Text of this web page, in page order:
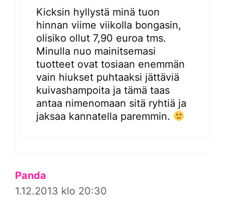
Kicksin hyllystä minä tuon
hinnan viime viikolla bongasin,
olisiko ollut 7,90 euroa tms.
Minulla nuo mainitsemasi
tuotteet ovat tosiaan enemmän
vain hiukset puhtaaksi jättäviä
kuivashampoita ja tämä taas
antaa nimenomaan sitä ryhtiä ja
jaksaa kannatella paremmin.
Panda
1.12.2013 klo 20:30